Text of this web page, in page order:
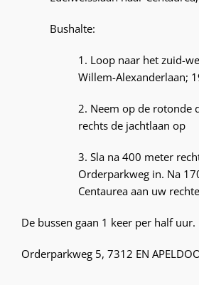
Bushalte:
1. Loop naar het zuid-
Willem-Alexanderlaan;
2. Neem op de rotonde
rechts de jachtlaan op
3. Sla na 400 meter
Orderparkweg in. Na
Centaurea aan uw
De bussen gaan 1 keer per half uur.
Orderparkweg 5, 7312 EN